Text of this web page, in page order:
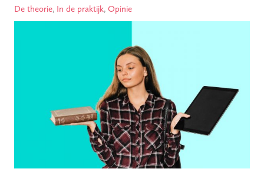
De theorie, In de praktijk, Opinie